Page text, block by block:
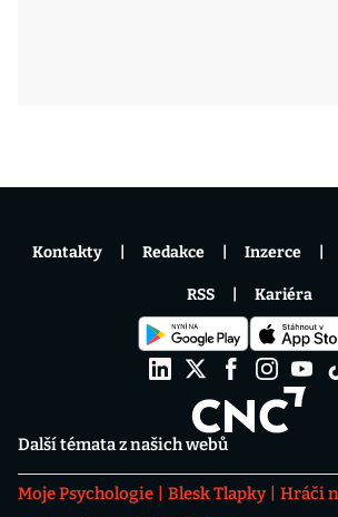
Další témata z našich webů
Moje Psychologie Blesk Tlapky Hráči
Kontakty Redakce Inzerce
RSS Kariéra